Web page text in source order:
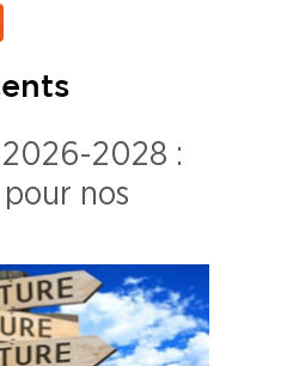
2026-2028 :
nos